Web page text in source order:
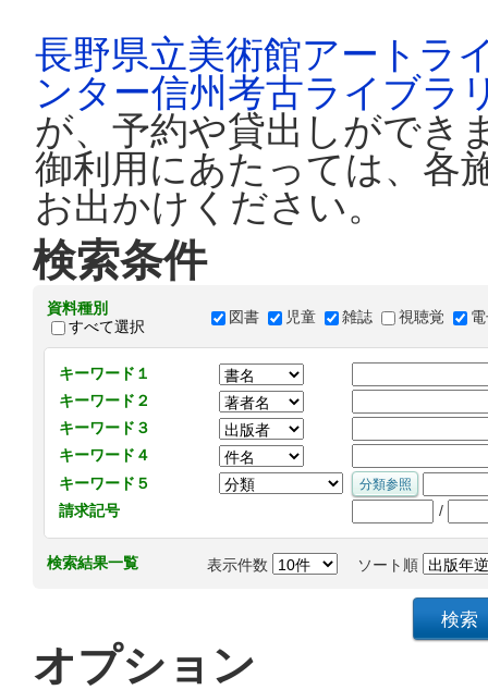
長野県立美術館アートラ
ンター信州考古ライブラ
が、予約や貸出しができ
御利用にあたっては、各
お出かけください。
検索条件
資料種別
すべて選択
図書 児童 雑誌 視聴覚
キーワード１
キーワード２
キーワード３
キーワード４
キーワード５
請求記号
/
検索結果一覧 表示件数 ソート順
オプション